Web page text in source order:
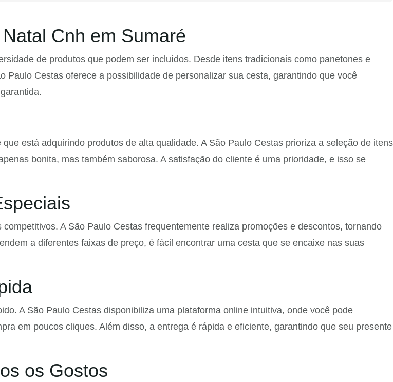
Cnh em Sumaré
de produtos que podem ser incluídos. Desde itens tradicionais como panetones e
Cestas oferece a possibilidade de personalizar sua cesta, garantindo que você
está adquirindo produtos de alta qualidade. A São Paulo Cestas prioriza a seleção de itens
bonita, mas também saborosa. A satisfação do cliente é uma prioridade, e isso se
A São Paulo Cestas frequentemente realiza promoções e descontos, tornando
a diferentes faixas de preço, é fácil encontrar uma cesta que se encaixe nas suas
A São Paulo Cestas disponibiliza uma plataforma online intuitiva, onde você pode
em poucos cliques. Além disso, a entrega é rápida e eficiente, garantindo que seu presente
os Gostos